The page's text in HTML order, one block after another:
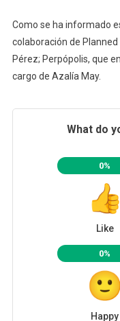
Como se ha informado
colaboración de
Pérez; Perpópolis, que
cargo de Azalía May.
What do
0%
Like
0%
Happy